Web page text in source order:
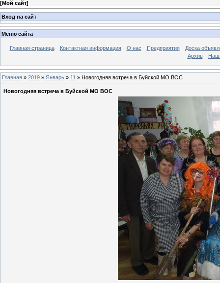
[Мой сайт]
Вход на сайт
Меню сайта
Главная страница Контактная информация О нас Предприятия
Доска
Архив
Главная » 2019 » Январь » 11 » Новогодняя встреча в Буйской МО ВОС
Новогодняя встреча в Буйской МО ВОС